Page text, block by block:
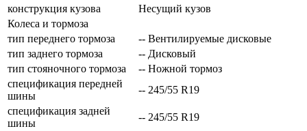
конструкция кузова
Несущий кузов
Колеса и тормоза
тип переднего тормоза
-- Вентилируемые дисковые
тип заднего тормоза
-- Дисковый
тип стояночного тормоза
-- Ножной тормоз
спецификация передней
шины
-- 245/55 R19
спецификация задней
шины
-- 245/55 R19